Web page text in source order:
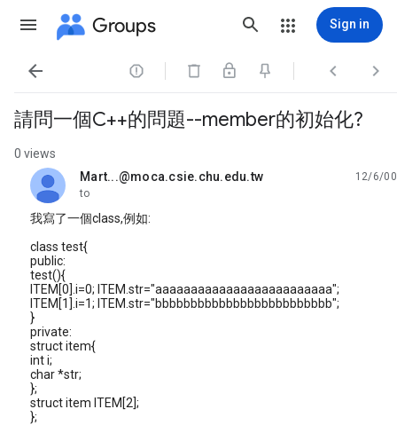
Groups Sign in
   
請問一個C++的問題--member的初始化?
0 views
Mart...@moca.csie.chu.edu.tw
unread,
12/6/00
to
我寫了一個class,例如:
class test{
public:
test(){
ITEM[0].i=0; ITEM.str="aaaaaaaaaaaaaaaaaaaaaaaaa";
ITEM[1].i=1; ITEM.str="bbbbbbbbbbbbbbbbbbbbbbbbb";
}
private:
struct item{
int i;
char *str;
};
struct item ITEM[2];
};